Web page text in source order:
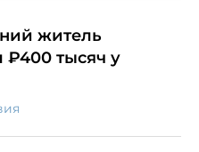
житель
тысяч у